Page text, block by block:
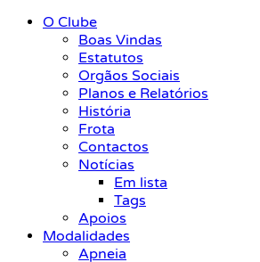
O Clube
Boas Vindas
Estatutos
Orgãos Sociais
Planos e Relatórios
História
Frota
Contactos
Notícias
Em lista
Tags
Apoios
Modalidades
Apneia